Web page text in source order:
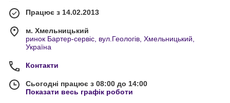
Працює з 14.02.2013
м. Хмельницький
ринок Бартер-сервіс, вул.Геологів, Хмельницький,
Україна
Контакти
Сьогодні працює з 08:00 до 14:00
Показати весь графік роботи